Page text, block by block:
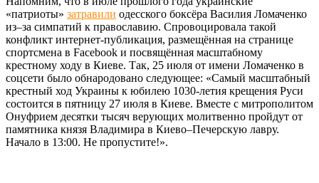
«патриоты» затравили одесского боксёра Василия Ломаченко
из–за симпатий к православию. Спровоцировала такой
конфликт интернет-публикация, размещённая на странице
спортсмена в Facebook и посвящённая масштабному
крестному ходу в Киеве. Так, 25 июля от имени Ломаченко в
соцсети было обнародовано следующее: «Самый масштабный
крестный ход Украины к юбилею 1030-летия крещения Руси
состоится в пятницу 27 июля в Киеве. Вместе с митрополитом
Онуфрием десятки тысяч верующих молитвенно пройдут от
памятника князя Владимира в Киево–Печерскую лавру.
Начало в 13:00. Не пропустите!».